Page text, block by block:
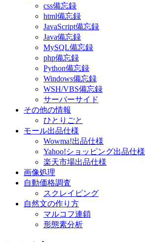
css備忘録
html備忘録
JavaScript備忘録
Java備忘録
MySQL備忘録
php備忘録
Python備忘録
Windows備忘録
WSH/VBS備忘録
サーバーサイド
その他の情報
ひとりごと
モール出品仕様
Wowma!出品仕様
Yahoo!ショッピング出品仕様
楽天市場出品仕様
画像処理
自動価格調査
スクレイピング
自然文の作り方
マルコフ連鎖
形態素分析